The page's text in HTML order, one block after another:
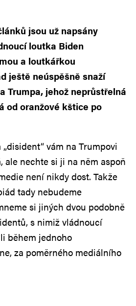
jsou už napsány
loutka Biden
a loutkářkou
ještě neúspěšně snaží
Trumpa, jehož neprůstřelná
od oranžové kštice po
vám na Trumpovi
ale nechte si ji na něm aspoň
není nikdy dost. Takže
tady nebudeme
si jiných dvou podobně
s nimiž vládnoucí
během jednoho
za poměrného mediálního